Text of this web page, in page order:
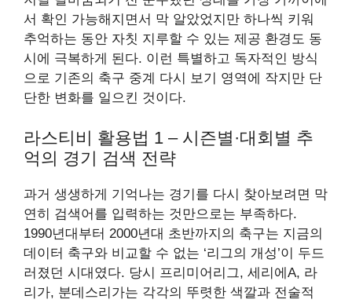
서 확인 가능해지면서 막 알았었지만 하나씩 키워
추억하는 동안 자칫 지루할 수 있는 제공 환경도 동
시에 극복하게 된다. 이런 특별하고 독자적인 방식
으로 기존의 축구 중계 다시 보기 영역에 작지만 단
단한 변화를 일으킨 것이다.
라스티비 활용법 1 – 시즌별·대회별 추
억의 경기 검색 전략
과거 생생하게 기억나는 경기를 다시 찾아보려면 막
연히 검색어를 입력하는 것만으로는 부족하다.
1990년대부터 2000년대 초반까지의 축구는 지금의
데이터 축구와 비교할 수 없는 ‘리그의 개성’이 두드
러졌던 시대였다. 당시 프리미어리그, 세리에A, 라
리가, 분데스리가는 각각의 뚜렷한 색깔과 전술적